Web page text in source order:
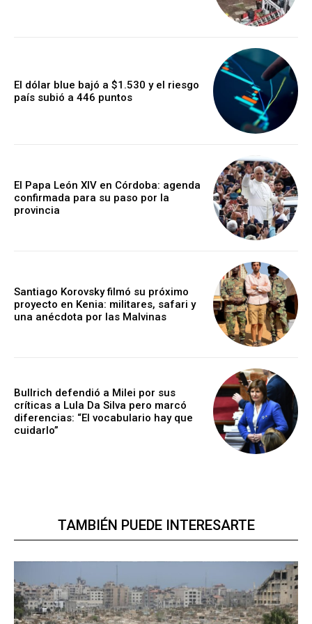
El dólar blue bajó a $1.530 y el riesgo
país subió a 446 puntos
El Papa León XIV en Córdoba: agenda
confirmada para su paso por la
provincia
Santiago Korovsky filmó su próximo
proyecto en Kenia: militares, safari y
una anécdota por las Malvinas
Bullrich defendió a Milei por sus
críticas a Lula Da Silva pero marcó
diferencias: “El vocabulario hay que
cuidarlo”
TAMBIÉN PUEDE INTERESARTE